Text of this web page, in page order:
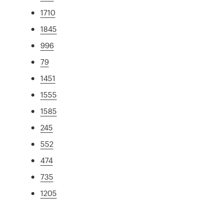
1710
1845
996
79
1451
1555
1585
245
552
474
735
1205